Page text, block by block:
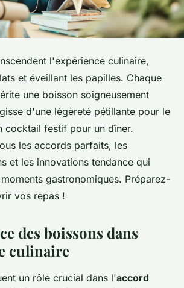
l'expérience culinaire,
et éveillant les papilles. Chaque
une boisson soigneusement
d'une légèreté pétillante pour le
cocktail festif pour un dîner.
les accords parfaits, les
et les innovations tendance qui
gastronomiques. Préparez-
vos repas !
des boissons dans
culinaire
un rôle crucial dans l'accord